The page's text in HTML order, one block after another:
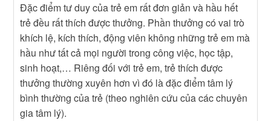
Đặc điểm tư duy của trẻ em rất đơn giản và hầu hết
trẻ đều rất thích được thưởng. Phần thưởng có vai trò
khích lệ, kích thích, động viên không những trẻ em mà
hầu như tất cả mọi người trong công việc, học tập,
sinh hoạt,… Riêng đối với trẻ em, trẻ thích được
thưởng thường xuyên hơn vì đó là đặc điểm tâm lý
bình thường của trẻ (theo nghiên cứu của các chuyên
gia tâm lý).